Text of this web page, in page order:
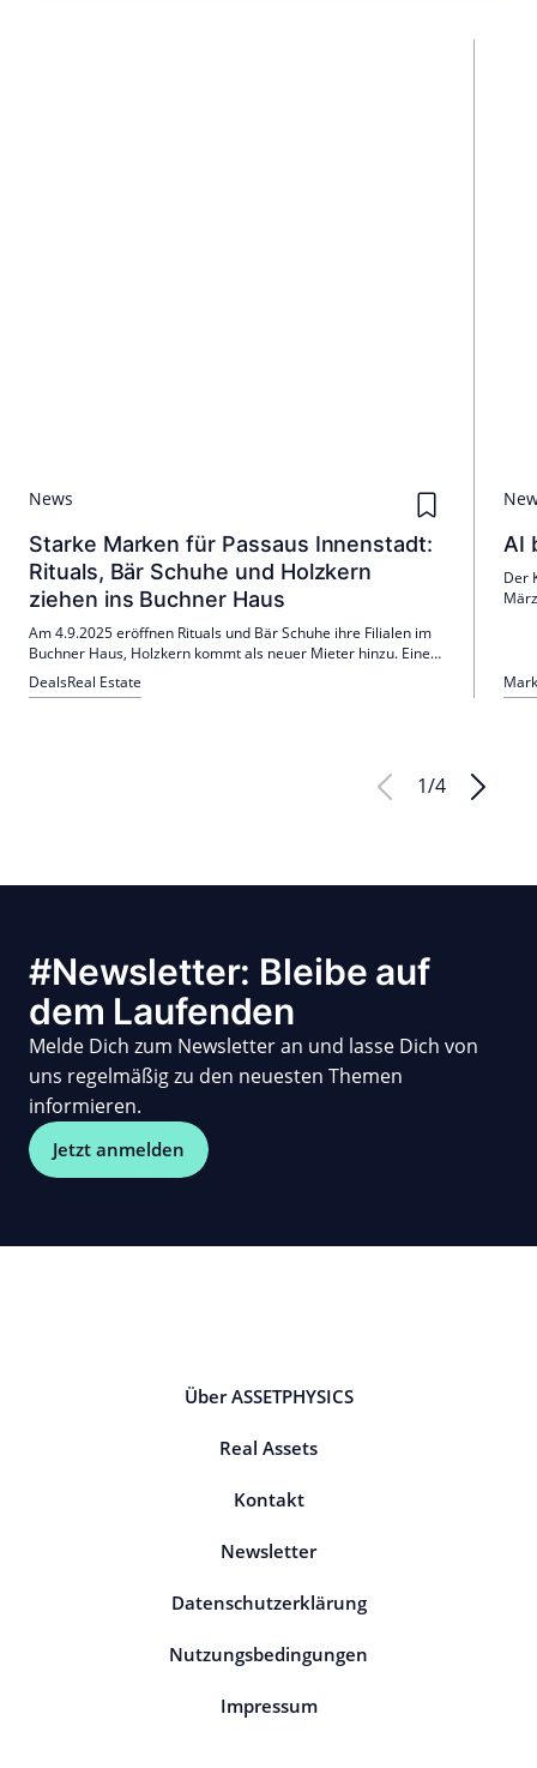
News
Starke Marken für Passaus Innenstadt:
Rituals, Bär Schuhe und Holzkern
ziehen ins Buchner Haus
Am 4.9.2025 eröffnen Rituals und Bär Schuhe ihre Filialen im
Buchner Haus, Holzkern kommt als neuer Mieter hinzu. Eine
Gewerbefläche ist weiterhin verfügbar.
DealsReal Estate
AI
Der
1/4
#Newsletter: Bleibe auf
dem Laufenden
Melde Dich zum Newsletter an und lasse Dich von
uns regelmäßig zu den neuesten Themen
informieren.
Jetzt anmelden
Über ASSETPHYSICS
Real Assets
Kontakt
Newsletter
Datenschutzerklärung
Nutzungsbedingungen
Impressum